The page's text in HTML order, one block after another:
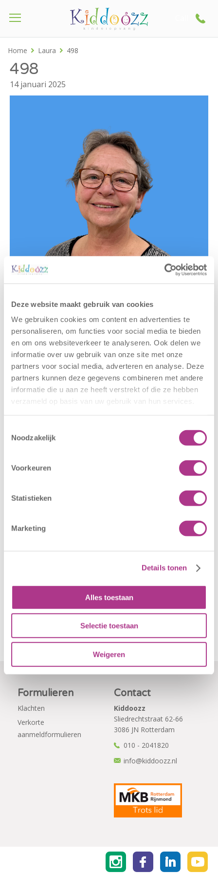
Deze website maakt gebruik van cookies
We gebruiken cookies om content en advertenties te
personaliseren, om functies voor social media te bieden
en om ons websiteverkeer te analyseren. Ook delen we
informatie over uw gebruik van onze site met onze
partners voor social media, adverteren en analyse. Deze
partners kunnen deze gegevens combineren met andere
informatie die u aan ze heeft verstrekt of die ze hebben
verzameld op basis van uw gebruik van hun services.
Noodzakelijk
Voorkeuren
Statistieken
Marketing
Details tonen
Alles toestaan
Selectie toestaan
Weigeren
Home Laura 498
498
14 januari 2025
Gerelateerde berichten
– Sport BSO
Oldegaarde
opent op 1
het sportief zijn?
Sport BSO
Per 1
CODE ROOD
weeralarm voor
2026, zullen alle
Kiddoozz
Kinderopvang
blijven. Bijgaand
bericht is zojuist
aan…
Formulieren
Klachten
Verkorte
aanmeldformulieren
Contact
Kiddoozz
Sliedrechtstraat 62-66
3086 JN Rotterdam
010 - 2041820
info@kiddoozz.nl